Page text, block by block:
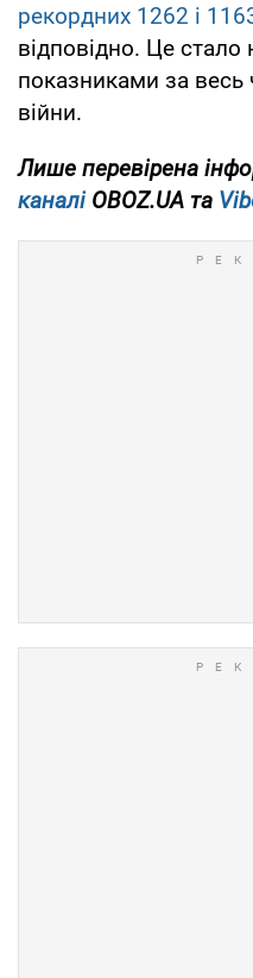
рекордних 1262 і
відповідно. Це
показниками за
війни.
Лише перевірена
каналіOBOZ.UA та